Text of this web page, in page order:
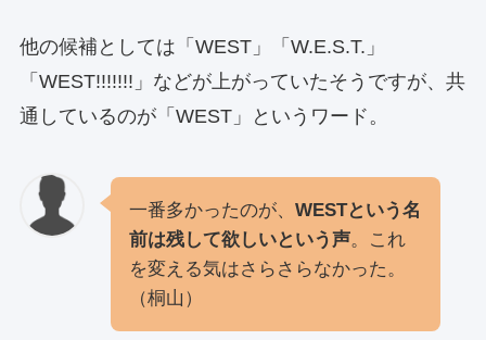
他の候補としては「WEST」「W.E.S.T.」
「WEST!!!!!!!」などが上がっていたそうですが、共
通しているのが「WEST」というワード。
一番多かったのが、 WESTという名
前は残して欲しいという声。これ
を変える気はさらさらなかった。
（桐山）